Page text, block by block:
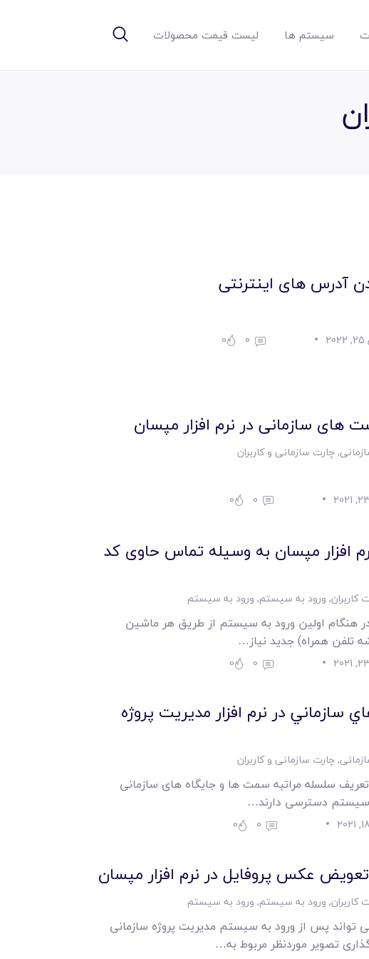
سیستم ها لیست قیمت محصولات
آدرس های اینترنتی
0
0
های سازمانی در نرم افزار مپسان
, چارت سازمانی و کاربران
0
0
افزار مپسان به وسیله تماس حاوی کد
کاربران, ورود به سیستم, ورود به سیستم
هنگام اولین ورود به سیستم از طریق هر ماشین
تلفن همراه) جدید نیاز…
0
0
در نرم افزار مدیریت پروژه
, چارت سازمانی و کاربران
تعریف سلسله مراتبه سمت ها و جایگاه های سازمانی
سیستم دسترسی دارند…
0
0
عکس پروفایل در نرم افزار مپسان
کاربران, ورود به سیستم, ورود به سیستم
تواند پس از ورود به سیستم مدیریت پروژه سازمانی
تصویر موردنظر مربوط به…